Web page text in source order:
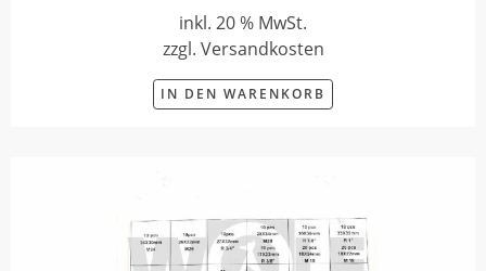
inkl. 20 % MwSt.
zzgl. Versandkosten
IN DEN WARENKORB